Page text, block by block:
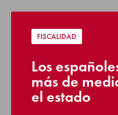
FISCALIDAD
Los
más de
el estado